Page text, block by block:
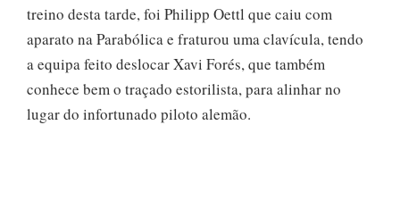
treino desta tarde, foi Philipp Oettl que caiu com
aparato na Parabólica e fraturou uma clavícula, tendo
a equipa feito deslocar Xavi Forés, que também
conhece bem o traçado estorilista, para alinhar no
lugar do infortunado piloto alemão.